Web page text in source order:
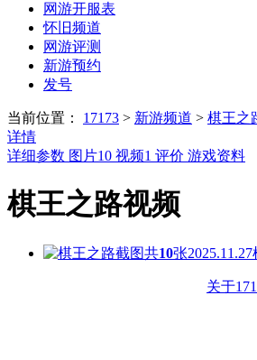
网游开服表
怀旧频道
网游评测
新游预约
发号
当前位置： 17173 > 新游频道 > 棋王之
详情
详细参数 图片10 视频1 评价 游戏资料
棋王之路视频
共10张2025.11.27
关于